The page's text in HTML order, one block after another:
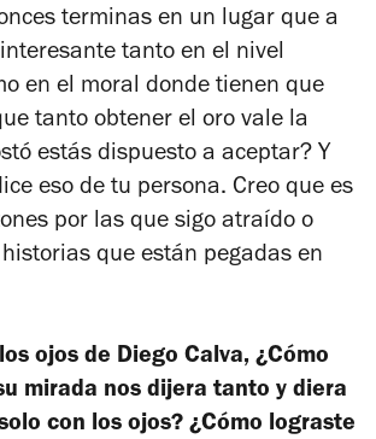
terminas en un lugar que a
tanto en el nivel
en el moral donde tienen que
tanto obtener el oro vale la
estás dispuesto a aceptar? Y
eso de tu persona. Creo que es
por las que sigo atraído o
que están pegadas en
ojos de Diego Calva, ¿Cómo
mirada nos dijera tanto y diera
con los ojos? ¿Cómo lograste